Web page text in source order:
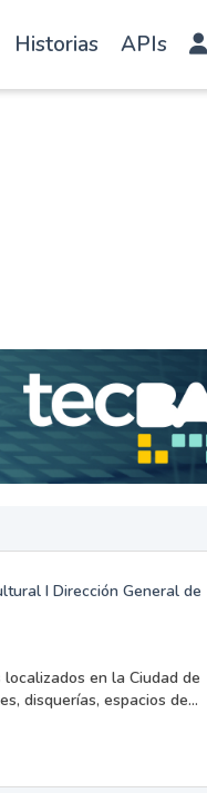
Historias APIs
I Dirección General de
en la Ciudad de
disquerías, espacios de...